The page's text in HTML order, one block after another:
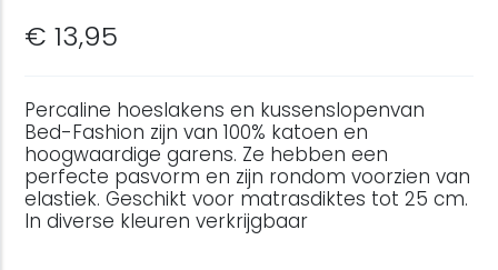
€ 13,95
Percaline hoeslakens en kussenslopenvan
Bed-Fashion zijn van 100% katoen en
hoogwaardige garens. Ze hebben een
perfecte pasvorm en zijn rondom voorzien van
elastiek. Geschikt voor matrasdiktes tot 25 cm.
In diverse kleuren verkrijgbaar